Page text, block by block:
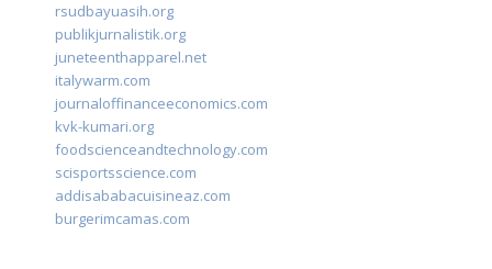
rsudbayuasih.org
publikjurnalistik.org
juneteenthapparel.net
italywarm.com
journaloffinanceeconomics.com
kvk-kumari.org
foodscienceandtechnology.com
scisportsscience.com
addisababacuisineaz.com
burgerimcamas.com